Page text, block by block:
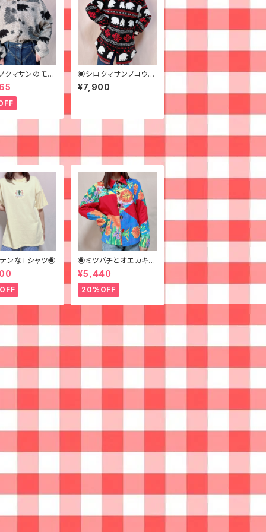
クマサンのモコ
アウター◉古
◉シロクマサンノコウシ
ンなフワフワフリース◉
古着
¥7,900
ンなTシャツ◉
◉ミツバチとオエカキス
ルカラフルペイントなジ
ャケット◉
¥5,440
20%OFF